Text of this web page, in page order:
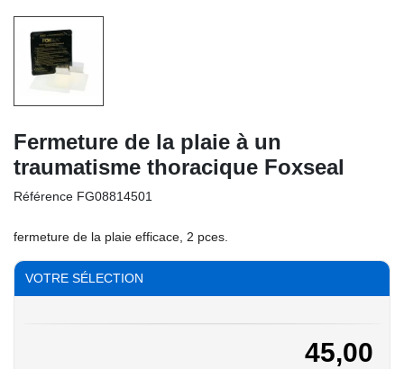
Fermeture de la plaie à un
traumatisme thoracique Foxseal
Référence FG08814501
fermeture de la plaie efficace, 2 pces.
VOTRE SÉLECTION
45,00